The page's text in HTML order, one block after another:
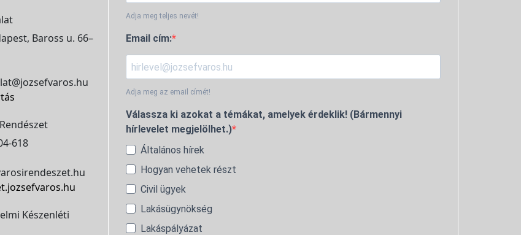
Baross u. 66–
618
Készenléti
Adja meg teljes nevét!
Email cím:
Adja meg az email címét!
Válassza ki azokat a témákat, amelyek érdeklik! (Bármennyi
hírlevelet megjelölhet.)
Általános hírek
Hogyan vehetek részt
Civil ügyek
Lakásügynökség
Lakáspályázat